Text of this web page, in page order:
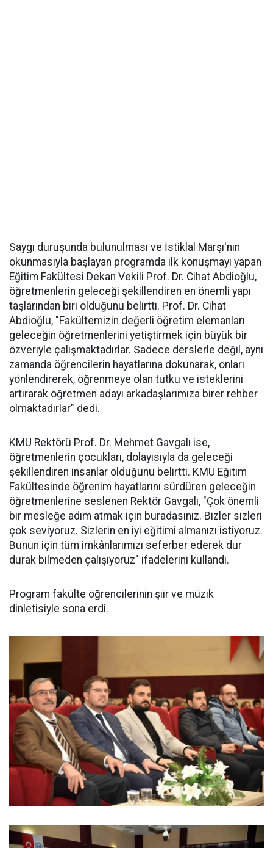
Saygı duruşunda bulunulması ve İstiklal Marşı'nın
okunmasıyla başlayan programda ilk konuşmayı yapan
Eğitim Fakültesi Dekan Vekili Prof. Dr. Cihat Abdioğlu,
öğretmenlerin geleceği şekillendiren en önemli yapı
taşlarından biri olduğunu belirtti. Prof. Dr. Cihat
Abdioğlu, "Fakültemizin değerli öğretim elemanları
geleceğin öğretmenlerini yetiştirmek için büyük bir
özveriyle çalışmaktadırlar. Sadece derslerle değil, aynı
zamanda öğrencilerin hayatlarına dokunarak, onları
yönlendirerek, öğrenmeye olan tutku ve isteklerini
artırarak öğretmen adayı arkadaşlarımıza birer rehber
olmaktadırlar" dedi.
KMÜ Rektörü Prof. Dr. Mehmet Gavgalı ise,
öğretmenlerin çocukları, dolayısıyla da geleceği
şekillendiren insanlar olduğunu belirtti. KMÜ Eğitim
Fakültesinde öğrenim hayatlarını sürdüren geleceğin
öğretmenlerine seslenen Rektör Gavgalı, "Çok önemli
bir mesleğe adım atmak için buradasınız. Bizler sizleri
çok seviyoruz. Sizlerin en iyi eğitimi almanızı istiyoruz.
Bunun için tüm imkânlarımızı seferber ederek dur
durak bilmeden çalışıyoruz" ifadelerini kullandı.
Program fakülte öğrencilerinin şiir ve müzik
dinletisiyle sona erdi.